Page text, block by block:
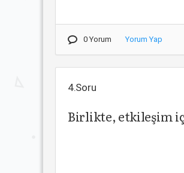
0 Yorum Yorum Yap
4.Soru
Birlikte, etkileşim